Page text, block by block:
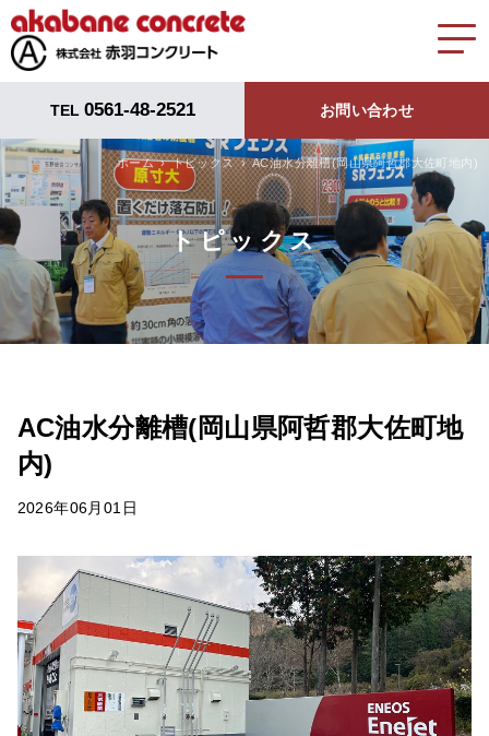
TEL 0561-48-2521 お問い合わせ
ホーム トピックス AC油水分離槽(岡山県阿哲郡大佐町地内)
トピックス
AC油水分離槽(岡山県阿哲郡大佐町地
内)
2026年06月01日